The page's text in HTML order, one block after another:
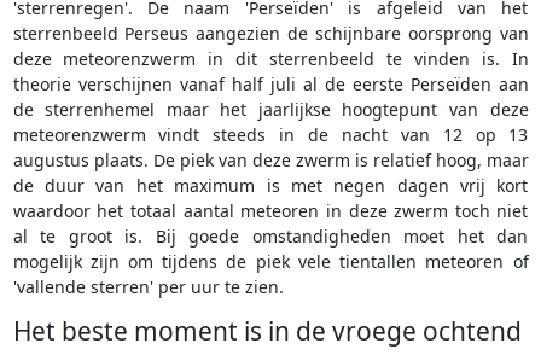
'sterrenregen'. De naam 'Perseïden' is afgeleid van het
sterrenbeeld Perseus aangezien de schijnbare oorsprong van
deze meteorenzwerm in dit sterrenbeeld te vinden is. In
theorie verschijnen vanaf half juli al de eerste Perseïden aan
de sterrenhemel maar het jaarlijkse hoogtepunt van deze
meteorenzwerm vindt steeds in de nacht van 12 op 13
augustus plaats. De piek van deze zwerm is relatief hoog, maar
de duur van het maximum is met negen dagen vrij kort
waardoor het totaal aantal meteoren in deze zwerm toch niet
al te groot is. Bij goede omstandigheden moet het dan
mogelijk zijn om tijdens de piek vele tientallen meteoren of
'vallende sterren' per uur te zien.
Het beste moment is in de vroege ochtend